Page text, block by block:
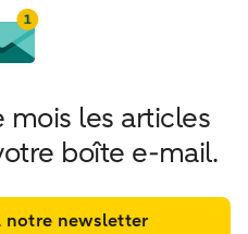
mois les articles
boîte e-mail.
notre newsletter